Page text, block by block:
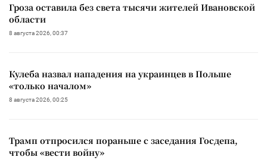
Гроза оставила без света тысячи жителей Ивановской
области
8 августа 2026, 00:37
Кулеба назвал нападения на украинцев в Польше
«только началом»
8 августа 2026, 00:25
Трамп отпросился пораньше с заседания Госдепа,
чтобы «вести войну»